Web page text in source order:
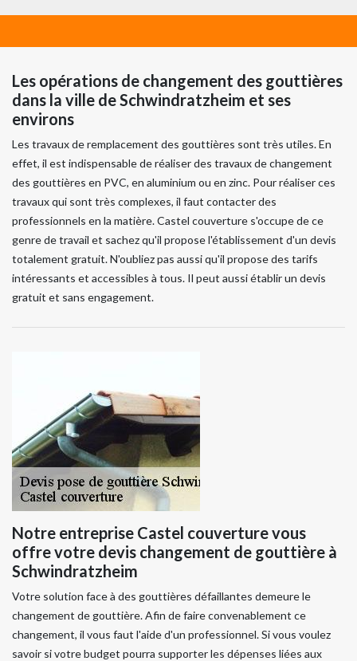
Les opérations de changement des gouttières
dans la ville de Schwindratzheim et ses
environs
Les travaux de remplacement des gouttières sont très utiles. En
effet, il est indispensable de réaliser des travaux de changement
des gouttières en PVC, en aluminium ou en zinc. Pour réaliser ces
travaux qui sont très complexes, il faut contacter des
professionnels en la matière. Castel couverture s'occupe de ce
genre de travail et sachez qu'il propose l'établissement d'un devis
totalement gratuit. N'oubliez pas aussi qu'il propose des tarifs
intéressants et accessibles à tous. Il peut aussi établir un devis
gratuit et sans engagement.
Notre entreprise Castel couverture vous
offre votre devis changement de gouttière à
Schwindratzheim
Votre solution face à des gouttières défaillantes demeure le
changement de gouttière. Afin de faire convenablement ce
changement, il vous faut l'aide d'un professionnel. Si vous voulez
savoir si votre budget pourra supporter les dépenses liées aux